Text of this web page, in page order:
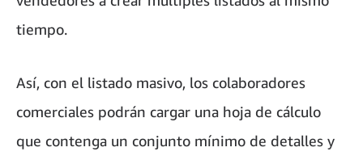
tiempo.
Así, con el listado masivo, los colaboradores
comerciales podrán cargar una hoja de cálculo
que contenga un conjunto mínimo de detalles y